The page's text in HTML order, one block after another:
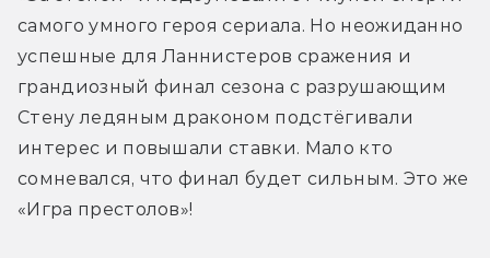
самого умного героя сериала. Но неожиданно
успешные для Ланнистеров сражения и
грандиозный финал сезона с разрушающим
Стену ледяным драконом подстёгивали
интерес и повышали ставки. Мало кто
сомневался, что финал будет сильным. Это же
«Игра престолов»!